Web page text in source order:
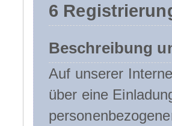
6
Beschreibung
Auf unserer
über eine